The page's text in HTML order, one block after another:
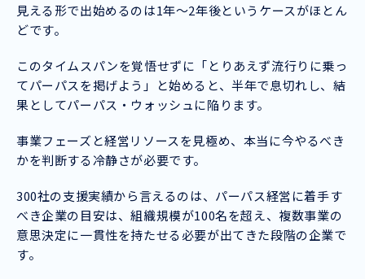
見える形で出始めるのは1年〜2年後というケースがほとん
どです。
このタイムスパンを覚悟せずに「とりあえず流行りに乗っ
てパーパスを掲げよう」と始めると、半年で息切れし、結
果としてパーパス・ウォッシュに陥ります。
事業フェーズと経営リソースを見極め、本当に今やるべき
かを判断する冷静さが必要です。
300社の支援実績から言えるのは、パーパス経営に着手す
べき企業の目安は、組織規模が100名を超え、複数事業の
意思決定に一貫性を持たせる必要が出てきた段階の企業で
す。